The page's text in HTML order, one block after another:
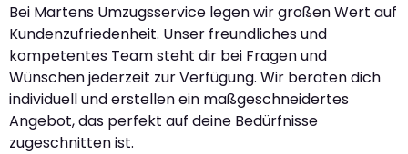
Bei Martens Umzugsservice legen wir großen Wert auf
Kundenzufriedenheit. Unser freundliches und
kompetentes Team steht dir bei Fragen und
Wünschen jederzeit zur Verfügung. Wir beraten dich
individuell und erstellen ein maßgeschneidertes
Angebot, das perfekt auf deine Bedürfnisse
zugeschnitten ist.